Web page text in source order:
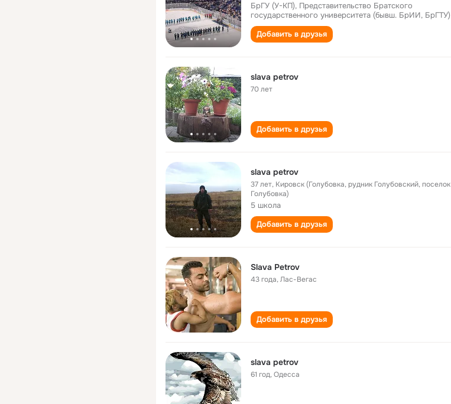
БрГУ (У-КП), Представительство Братского
государственного университета (бывш. БрИИ, БрГТУ)
Добавить в друзья
slava petrov
70 лет
Добавить в друзья
slava petrov
37 лет, Кировск (Голубовка, рудник Голубовский, поселок
Голубовка)
5 школа
Добавить в друзья
Slava Petrov
43 года,Лас-Вегас
Добавить в друзья
slava petrov
61 год,Одесса